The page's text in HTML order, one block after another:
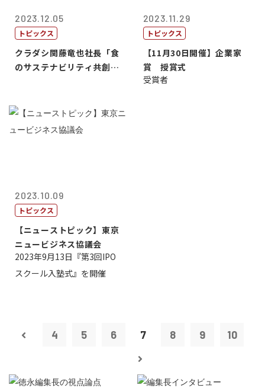
2023.12.05
トピックス
クラダシ関藤竜也社長「食
のサステナビリティ共創・
2023.11.29
トピックス
【11月30日開催】企業家
賞 授賞式
受賞者
2023.10.09
トピックス
【ニューストピック】東京
ニュービジネス協議会
2023年9月13日『第3回IPO
スクール入塾式』を開催
4 5 6 7 8 9 10